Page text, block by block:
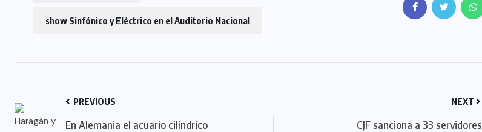
show Sinfónico y Eléctrico en el Auditorio Nacional
PREVIOUS
En Alemania el acuario cilíndrico
NEXT
CJF sanciona a 33 servidores